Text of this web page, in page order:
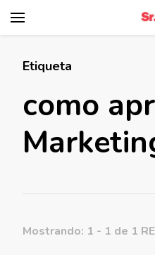
Etiqueta
como
Mostrando: 1 - 1 de 1